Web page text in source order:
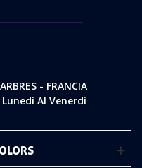
- FRANCIA
Al Venerdì